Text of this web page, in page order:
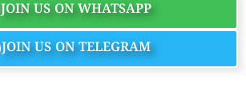
JOIN US ON WHATSAPP
JOIN US ON TELEGRAM